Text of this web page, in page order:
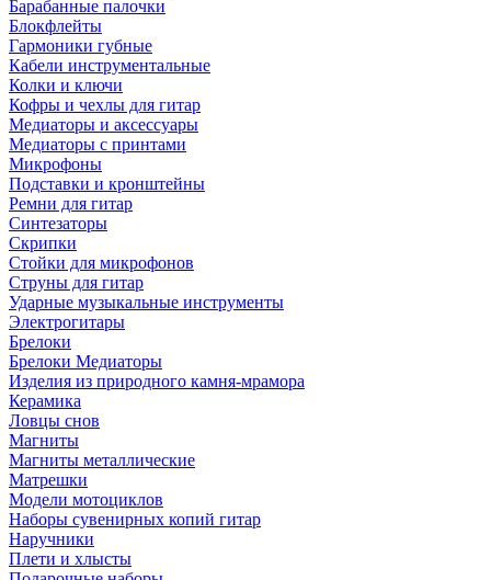
Барабанные палочки
Блокфлейты
Гармоники губные
Кабели инструментальные
Колки и ключи
Кофры и чехлы для гитар
Медиаторы и аксессуары
Медиаторы с принтами
Микрофоны
Подставки и кронштейны
Ремни для гитар
Синтезаторы
Скрипки
Стойки для микрофонов
Струны для гитар
Ударные музыкальные инструменты
Электрогитары
Брелоки
Брелоки Медиаторы
Изделия из природного камня-мрамора
Керамика
Ловцы снов
Магниты
Магниты металлические
Матрешки
Модели мотоциклов
Наборы сувенирных копий гитар
Наручники
Плети и хлысты